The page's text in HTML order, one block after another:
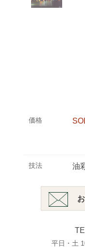
価格
技法 油
平日・土